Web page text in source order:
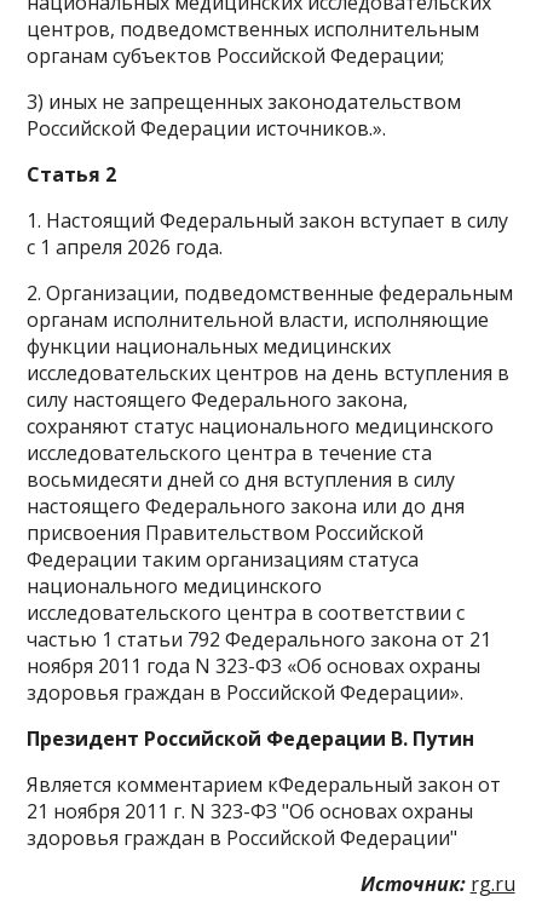
центров, подведомственных исполнительным
органам субъектов Российской Федерации;
3) иных не запрещенных законодательством
Российской Федерации источников.».
Статья 2
1. Настоящий Федеральный закон вступает в силу
с 1 апреля 2026 года.
2. Организации, подведомственные федеральным
органам исполнительной власти, исполняющие
функции национальных медицинских
исследовательских центров на день вступления в
силу настоящего Федерального закона,
сохраняют статус национального медицинского
исследовательского центра в течение ста
восьмидесяти дней со дня вступления в силу
настоящего Федерального закона или до дня
присвоения Правительством Российской
Федерации таким организациям статуса
национального медицинского
исследовательского центра в соответствии с
частью 1 статьи 792 Федерального закона от 21
ноября 2011 года N 323-ФЗ «Об основах охраны
здоровья граждан в Российской Федерации».
Президент Российской Федерации В. Путин
Является комментарием кФедеральный закон от
21 ноября 2011 г. N 323-ФЗ "Об основах охраны
здоровья граждан в Российской Федерации"
Источник: rg.ru